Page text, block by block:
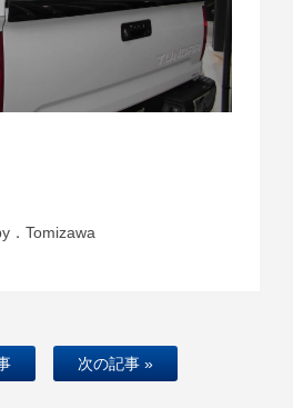
．Tomizawa
次の記事 »